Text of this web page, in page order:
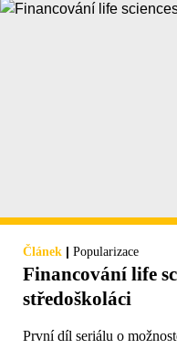
Článek | Popularizace
Financování life
středoškoláci
První díl seriálu o